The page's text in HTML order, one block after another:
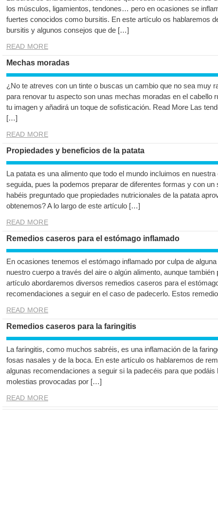
los músculos, ligamientos, tendones… pero en ocasiones se
fuertes conocidos como bursitis. En este artículo os hablaremos
bursitis y algunos consejos que de […]
READ MORE
Mechas moradas
¿No te atreves con un tinte o buscas un cambio que no sea muy
para renovar tu aspecto son unas mechas moradas en el cabello
tu imagen y añadirá un toque de sofisticación. Read More Las
[…]
READ MORE
Propiedades y beneficios de la patata
La patata es una alimento que todo el mundo incluimos en
seguida, pues la podemos preparar de diferentes formas y con
habéis preguntado que propiedades nutricionales de la patata
obtenemos? A lo largo de este artículo […]
READ MORE
Remedios caseros para el estómago inflamado
En ocasiones tenemos el estómago inflamado por culpa de
nuestro cuerpo a través del aire o algún alimento, aunque
artículo abordaremos diversos remedios caseros para el
recomendaciones a seguir en el caso de padecerlo. Estos
READ MORE
Remedios caseros para la faringitis
La faringitis, como muchos sabréis, es una inflamación de la
fosas nasales y de la boca. En este artículo os hablaremos de
algunas recomendaciones a seguir si la padecéis para que
molestias provocadas por […]
READ MORE